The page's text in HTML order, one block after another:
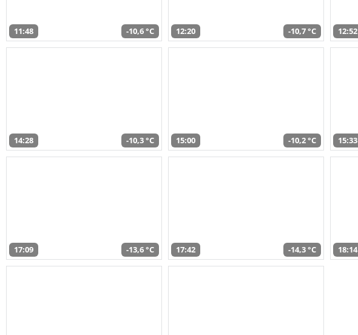
11:48 -10,6 °C 12:20 -10,7 °C 12:52
14:28 -10,3 °C 15:00 -10,2 °C 15:33
17:09 -13,6 °C 17:42 -14,3 °C 18:14